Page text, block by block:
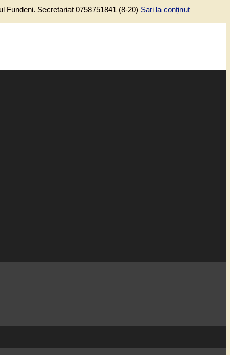
Fundeni. Secretariat 0758751841 (8-20) Sari la conținut